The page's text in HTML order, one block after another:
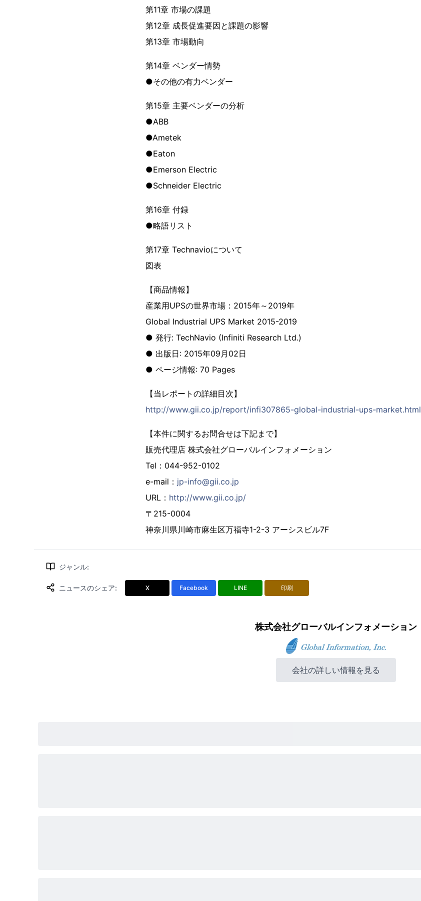
第11章 市場の課題
第12章 成長促進要因と課題の影響
第13章 市場動向
第14章 ベンダー情勢
●その他の有力ベンダー
第15章 主要ベンダーの分析
●ABB
●Ametek
●Eaton
●Emerson Electric
●Schneider Electric
第16章 付録
●略語リスト
第17章 Technavioについて
図表
【商品情報】
産業用UPSの世界市場：2015年～2019年
Global Industrial UPS Market 2015-2019
● 発行: TechNavio (Infiniti Research Ltd.)
● 出版日: 2015年09月02日
● ページ情報: 70 Pages
【当レポートの詳細目次】
http://www.gii.co.jp/report/infi307865-global-industrial-ups-market.html
【本件に関するお問合せは下記まで】
販売代理店 株式会社グローバルインフォメーション
Tel：044-952-0102
e-mail： jp-info@gii.co.jp
URL： http://www.gii.co.jp/
〒215-0004
神奈川県川崎市麻生区万福寺1-2-3 アーシスビル7F
ジャンル:
ニュースのシェア: X Facebook LINE 印刷
株式会社グローバルインフォメーション
会社の詳しい情報を見る